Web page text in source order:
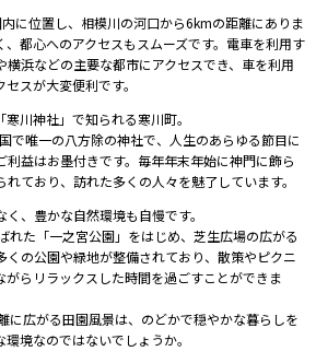
に位置し、相模川の河口から6kmの距離にありま
都心へのアクセスもスムーズです。電車を利用す
浜などの主要な都市にアクセスでき、車を利用
スが大変便利です。
川神社」で知られる寒川町。
で唯一の八方除の神社で、人生のあらゆる節目に
益はお墨付きです。毎年年末年始に神門に飾ら
ており、訪れた多くの人々を魅了しています。
、豊かな自然環境も自慢です。
れた「一之宮公園」をはじめ、芝生広場の広がる
くの公園や緑地が整備されており、散策やピクニ
がらリラックスした時間を過ごすことができま
に広がる田園風景は、のどかで穏やかな暮らしを
境なのではないでしょうか。